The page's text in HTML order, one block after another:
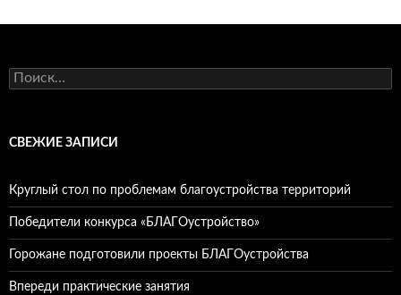
Найти:
СВЕЖИЕ ЗАПИСИ
Круглый стол по проблемам благоустройства территорий
Победители конкурса «БЛАГОустройство»
Горожане подготовили проекты БЛАГОустройства
Впереди практические занятия